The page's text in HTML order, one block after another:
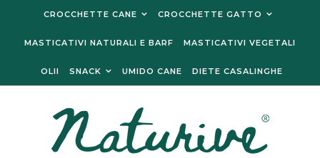
CROCCHETTE CANE CROCCHETTE GATTO
MASTICATIVI NATURALI E BARF MASTICATIVI VEGETALI
OLII SNACK UMIDO CANE DIETE CASALINGHE